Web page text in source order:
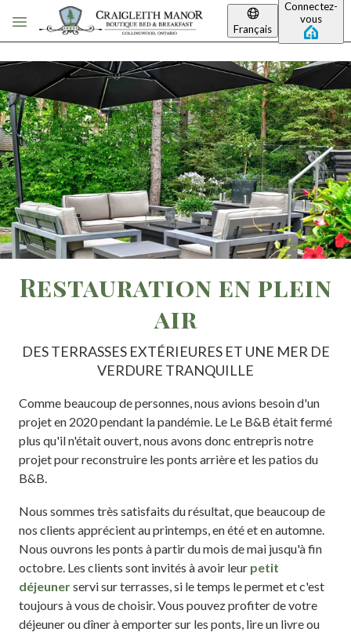
Passer au contenu principal
Français
Connectez-
vous
Restauration en plein
air
DES TERRASSES EXTÉRIEURES ET UNE MER DE
VERDURE TRANQUILLE
Comme beaucoup de personnes, nous avions besoin d'un
projet en 2020 pendant la pandémie. Le Le B&B était fermé
plus qu'il n'était ouvert, nous avons donc entrepris notre
projet pour reconstruire les ponts arrière et les patios du
B&B.
Nous sommes très satisfaits du résultat, que beaucoup de
nos clients apprécient au printemps, en été et en automne.
Nous ouvrons les ponts à partir du mois de mai jusqu'à fin
octobre. Les clients sont invités à avoir leur petit
déjeunerservi sur terrasses, si le temps le permet et c'est
toujours à vous de choisir. Vous pouvez profiter de votre
déjeuner ou dîner à emporter sur les ponts, lire un livre ou